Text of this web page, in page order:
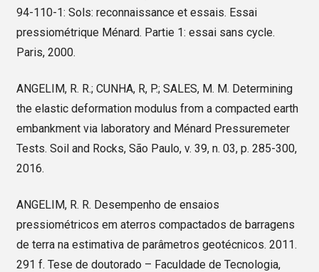
94-110-1: Sols: reconnaissance et essais. Essai
pressiométrique Ménard. Partie 1: essai sans cycle.
Paris, 2000.
ANGELIM, R. R.; CUNHA, R, P.; SALES, M. M. Determining
the elastic deformation modulus from a compacted earth
embankment via laboratory and Ménard Pressuremeter
Tests. Soil and Rocks, São Paulo, v. 39, n. 03, p. 285-300,
2016.
ANGELIM, R. R. Desempenho de ensaios
pressiométricos em aterros compactados de barragens
de terra na estimativa de parâmetros geotécnicos. 2011.
291 f. Tese de doutorado – Faculdade de Tecnologia,